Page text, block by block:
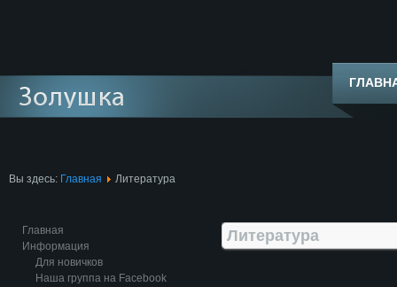
Вы здесь: Главная Литература
Главная
Информация
Для новичков
Наша группа на Facebook
Литература